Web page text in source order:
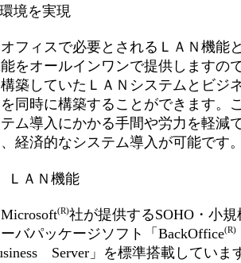
境を実現
フィスで必要とされるＬＡＮ機能
をオールインワンで提供しますの
築していたＬＡＮシステムとビジ
同時に構築することができます。
ム導入にかかる手間や労力を軽減
経済的なシステム導入が可能です
ＡＮ機能
(R)社が提供するSOHO・小
バパッケージソフト「BackOffice(R)
Server」を標準搭載していま